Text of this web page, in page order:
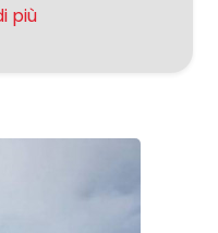
Burgondi